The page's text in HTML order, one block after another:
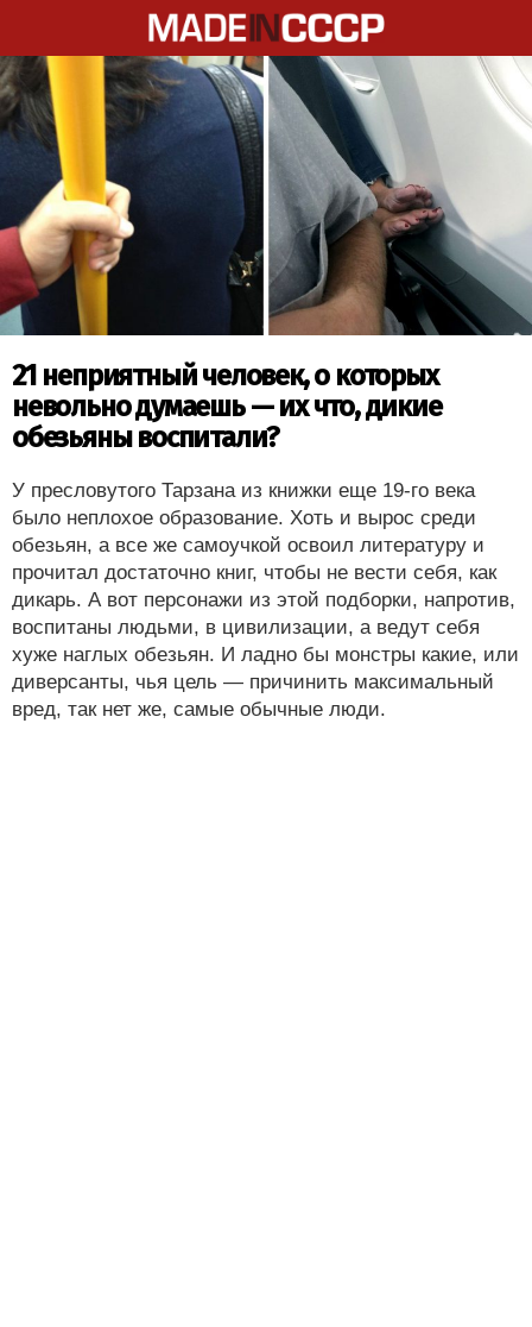
21 неприятный человек, о которых
невольно думаешь — их что, дикие
обезьяны воспитали?
У пресловутого Тарзана из книжки еще 19-го века
было неплохое образование. Хоть и вырос среди
обезьян, а все же самоучкой освоил литературу и
прочитал достаточно книг, чтобы не вести себя, как
дикарь. А вот персонажи из этой подборки, напротив,
воспитаны людьми, в цивилизации, а ведут себя
хуже наглых обезьян. И ладно бы монстры какие, или
диверсанты, чья цель — причинить максимальный
вред, так нет же, самые обычные люди.